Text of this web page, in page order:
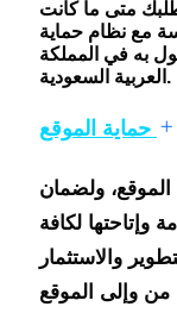
متى ما كانت
مع نظام حماية
به في المملكة
العربية السعودية.
حماية الموقع
ولضمان
وإتاحتها لكافة
والاستثمار
من وإلى الموقع